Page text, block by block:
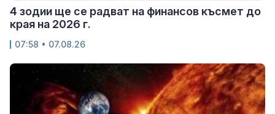
4 зодии ще се радват на финансов късмет до
края на 2026 г.
07:58 • 07.08.26